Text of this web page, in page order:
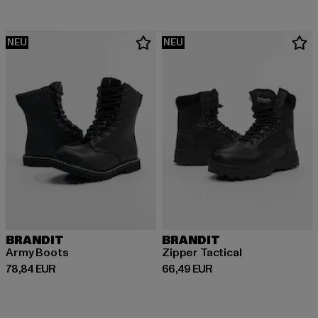
NEU
BRANDIT
Army Boots
78,84 EUR
Derzeitiger Preis: 78,84 EUR
NEU
BRANDIT
Zipper Tactical
66,49 EUR
Derzeitiger Preis: 66,49 EUR